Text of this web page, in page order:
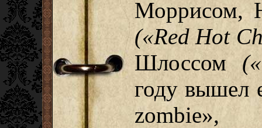
Моррисом,
(«Red Hot
Шлоссом
году вышел
zombie»,